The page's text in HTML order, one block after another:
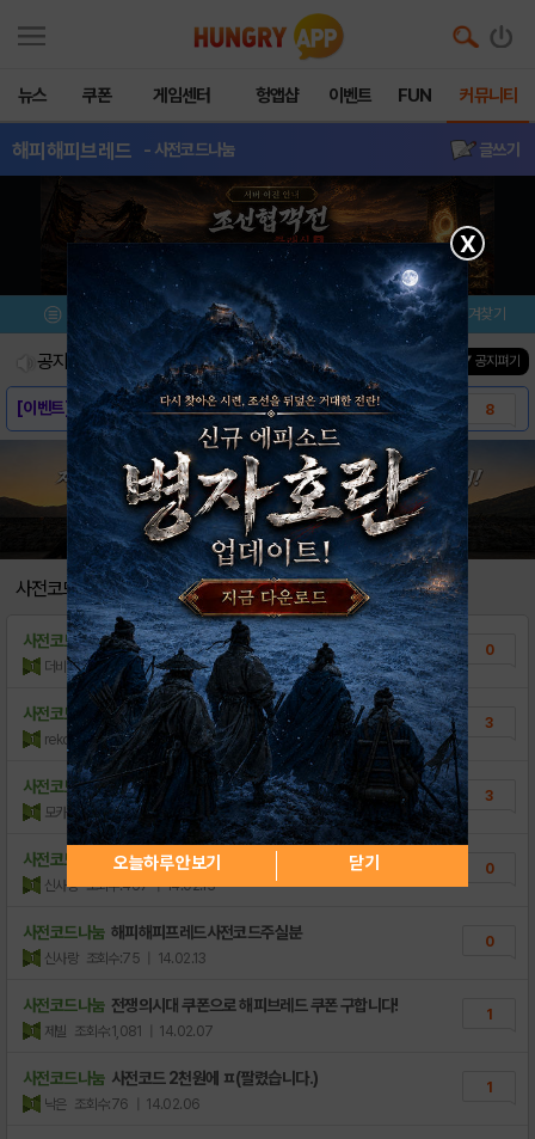
뉴스 쿠폰 게임센터 헝앱샵 이벤트 FUN 커뮤니티
해피해피브레드 - 사전코드나눔 글쓰기
이벤트/미션 설치/평가 즐겨찾기
공지사항 진행중인 이벤트 ▼ 공지펴기
[이벤트] 대박 경품 주인공은? 8
해피해피브레드, 고양이와 함께하는 제빵게임
[가이드] 제빵 재료 주문하기
[가이드] 빵굽기
[가이드] 돈버는 돌발상황
해피브레드 재료 효율표(수정)
제빵 레서피 3
파이류 레시피
케익 레시피
사전코드나눔
사전코드나눔 [사전코드] 3천원 팔아요~
더비코 조회수:107 | 14.02.18
0
사전코드나눔 사전코드 무나할게요~
rekoolno 조회수:323 | 14.02.16
3
사전코드나눔 그냥 지금, 사코 올립니당 점검끝나고 암나입력..
모카s라떼 조회수:324 | 14.02.14
3
사전코드나눔 해피해피브레드사전코드나눔해주실분
신사랑 조회수:467 | 14.02.13
0
사전코드나눔 해피해피프레드사전코드주실분
신사랑 조회수:75 | 14.02.13
0
사전코드나눔 전쟁의시대 쿠폰으로 해피브레드 쿠폰 구합니다!
제빌 조회수:1,081 | 14.02.07
1
사전코드나눔 사전코드 2천원에 ㅍ(팔렸습니다.)
낙은 조회수:76 | 14.02.06
1
X
오늘하루 안보기 닫기